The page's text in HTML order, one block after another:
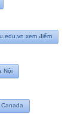
xem điểm
Nội